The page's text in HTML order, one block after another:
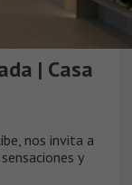
| Casa
nos invita a
y